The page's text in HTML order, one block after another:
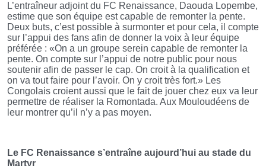
L’entraîneur adjoint du FC Renaissance, Daouda Lopembe,
estime que son équipe est capable de remonter la pente.
Deux buts, c’est possible à surmonter et pour cela, il compte
sur l’appui des fans afin de donner la voix à leur équipe
préférée : «On a un groupe serein capable de remonter la
pente. On compte sur l’appui de notre public pour nous
soutenir afin de passer le cap. On croit à la qualification et
on va tout faire pour l’avoir. On y croit très fort.» Les
Congolais croient aussi que le fait de jouer chez eux va leur
permettre de réaliser la Romontada. Aux Mouloudéens de
leur montrer qu’il n’y a pas moyen.
Le FC Renaissance s’entraîne aujourd’hui au stade du
Martyr